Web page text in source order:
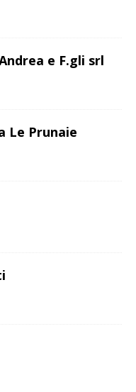
e F.gli srl
Le Prunaie